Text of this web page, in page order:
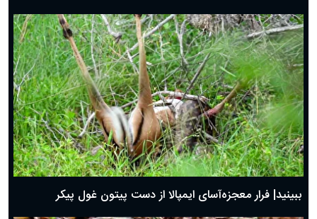
ببینید| فرار معجزه‌آسای ایمپالا از دست پیتون غول پیکر